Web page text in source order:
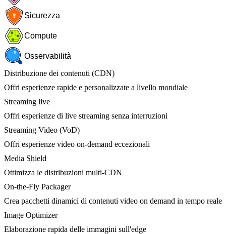
Sicurezza
Compute
Osservabilità
Distribuzione dei contenuti (CDN)
Offri esperienze rapide e personalizzate a livello mondiale
Streaming live
Offri esperienze di live streaming senza interruzioni
Streaming Video (VoD)
Offri esperienze video on-demand eccezionali
Media Shield
Ottimizza le distribuzioni multi-CDN
On-the-Fly Packager
Crea pacchetti dinamici di contenuti video on demand in tempo reale
Image Optimizer
Elaborazione rapida delle immagini sull'edge